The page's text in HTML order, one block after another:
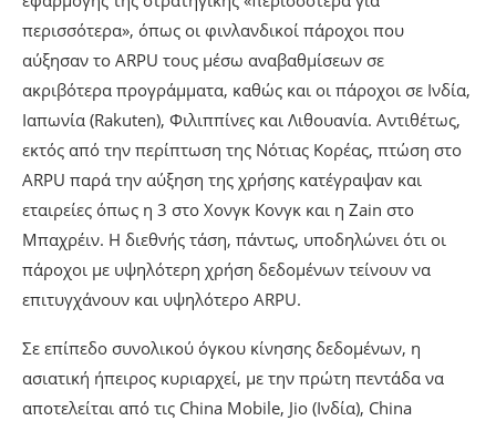
περισσότερα», όπως οι φινλανδικοί πάροχοι που
αύξησαν το ARPU τους μέσω αναβαθμίσεων σε
ακριβότερα προγράμματα, καθώς και οι πάροχοι σε Ινδία,
Ιαπωνία (Rakuten), Φιλιππίνες και Λιθουανία. Αντιθέτως,
εκτός από την περίπτωση της Νότιας Κορέας, πτώση στο
ARPU παρά την αύξηση της χρήσης κατέγραψαν και
εταιρείες όπως η 3 στο Χονγκ Κονγκ και η Zain στο
Μπαχρέιν. Η διεθνής τάση, πάντως, υποδηλώνει ότι οι
πάροχοι με υψηλότερη χρήση δεδομένων τείνουν να
επιτυγχάνουν και υψηλότερο ARPU.
Σε επίπεδο συνολικού όγκου κίνησης δεδομένων, η
ασιατική ήπειρος κυριαρχεί, με την πρώτη πεντάδα να
αποτελείται από τις China Mobile, Jio (Ινδία), China